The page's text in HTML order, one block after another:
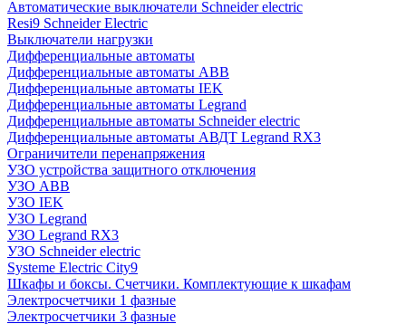
Автоматические выключатели Schneider electric
Resi9 Schneider Electric
Выключатели нагрузки
Дифференциальные автоматы
Дифференциальные автоматы ABB
Дифференциальные автоматы IEK
Дифференциальные автоматы Legrand
Дифференциальные автоматы Schneider electric
Дифференциальные автоматы АВДТ Legrand RX3
Ограничители перенапряжения
УЗО устройства защитного отключения
УЗО ABB
УЗО IEK
УЗО Legrand
УЗО Legrand RX3
УЗО Schneider electric
Systeme Electric City9
Шкафы и боксы. Счетчики. Комплектующие к шкафам
Электросчетчики 1 фазные
Электросчетчики 3 фазные